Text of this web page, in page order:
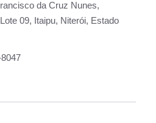
da Cruz Nunes,
09, Itaipu, Niterói, Estado